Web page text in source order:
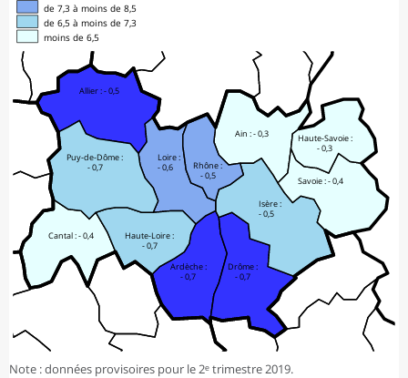
moins de 6,5
de 6,5 à moins de 7,3
de 7,3 à moins de 8,5
Cantal : - 0,4
Puy-de-Dôme :
- 0,7
Allier : - 0,5
Loire :
- 0,6
Haute-Loire :
- 0,7
Ardèche :
- 0,7
Drôme :
- 0,7
Rhône :
- 0,5
Isère :
- 0,5
Ain : - 0,3
Savoie : - 0,4
Haute-Savoie :
- 0,3
Note : données provisoires pour le 2ᵉ trimestre 2019.